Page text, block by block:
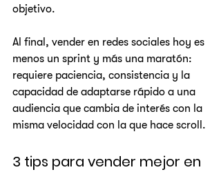
objetivo.
Al final, vender en redes sociales hoy es
menos un sprint y más una maratón:
requiere paciencia, consistencia y la
capacidad de adaptarse rápido a una
audiencia que cambia de interés con la
misma velocidad con la que hace scroll.
3 tips para vender mejor en